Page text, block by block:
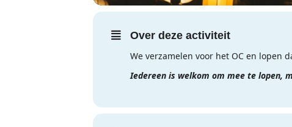
Over deze activiteit
We verzamelen voor het OC en lopen
Iedereen is welkom om mee te lopen,